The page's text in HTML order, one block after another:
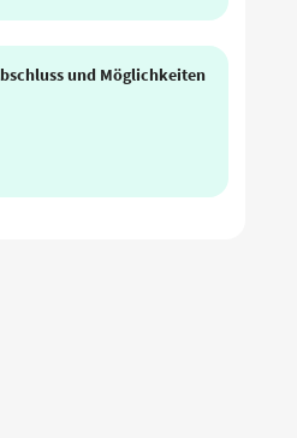
und Möglichkeiten